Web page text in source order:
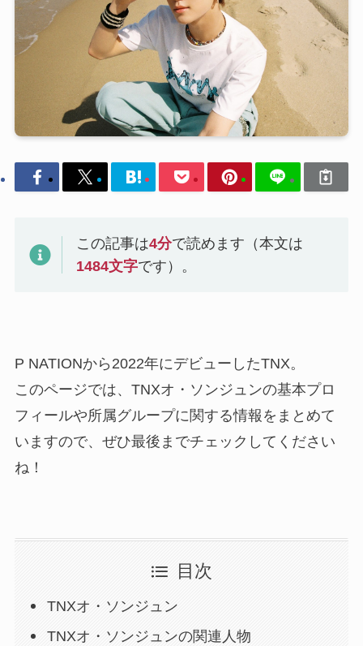
この記事は4分で読めます（本文は
1484文字です）。
P NATIONから2022年にデビューしたTNX。
このページでは、TNXオ・ソンジュンの基本プロ
フィールや所属グループに関する情報をまとめて
いますので、ぜひ最後までチェックしてください
ね！
目次
TNXオ・ソンジュン
TNXオ・ソンジュンの関連人物